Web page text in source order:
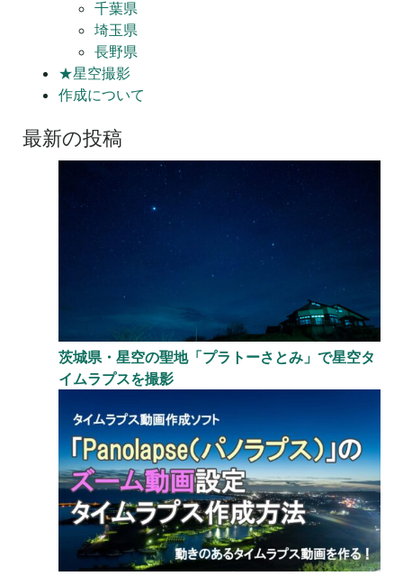
千葉県
埼玉県
長野県
★星空撮影
作成について
最新の投稿
茨城県・星空の聖地「プラトーさとみ」で星空タ
イムラプスを撮影